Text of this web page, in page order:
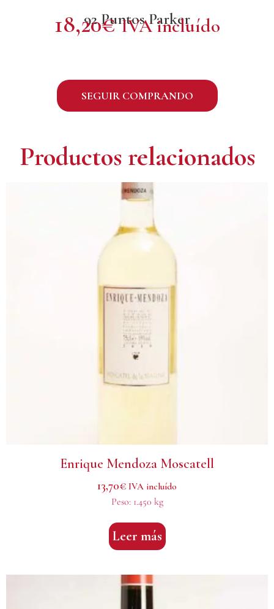
92 Puntos Parker
18,20€ IVA incluído
SEGUIR COMPRANDO
Productos relacionados
Enrique Mendoza Moscatell
13,70€ IVA incluído
Peso:1.450 kg
Leer más